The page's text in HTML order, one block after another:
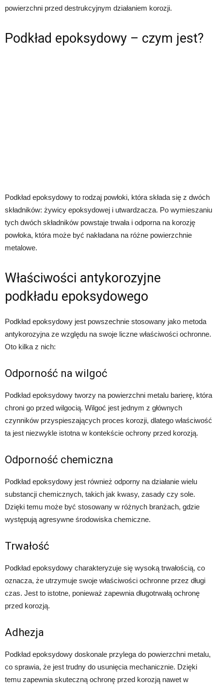
powierzchni przed destrukcyjnym działaniem korozji.
Podkład epoksydowy – czym jest?
Podkład epoksydowy to rodzaj powłoki, która składa się z dwóch
składników: żywicy epoksydowej i utwardzacza. Po wymieszaniu
tych dwóch składników powstaje trwała i odporna na korozję
powłoka, która może być nakładana na różne powierzchnie
metalowe.
Właściwości antykorozyjne
podkładu epoksydowego
Podkład epoksydowy jest powszechnie stosowany jako metoda
antykorozyjna ze względu na swoje liczne właściwości ochronne.
Oto kilka z nich:
Odporność na wilgoć
Podkład epoksydowy tworzy na powierzchni metalu barierę, która
chroni go przed wilgocią. Wilgoć jest jednym z głównych
czynników przyspieszających proces korozji, dlatego właściwość
ta jest niezwykle istotna w kontekście ochrony przed korozją.
Odporność chemiczna
Podkład epoksydowy jest również odporny na działanie wielu
substancji chemicznych, takich jak kwasy, zasady czy sole.
Dzięki temu może być stosowany w różnych branżach, gdzie
występują agresywne środowiska chemiczne.
Trwałość
Podkład epoksydowy charakteryzuje się wysoką trwałością, co
oznacza, że utrzymuje swoje właściwości ochronne przez długi
czas. Jest to istotne, ponieważ zapewnia długotrwałą ochronę
przed korozją.
Adhezja
Podkład epoksydowy doskonale przylega do powierzchni metalu,
co sprawia, że jest trudny do usunięcia mechanicznie. Dzięki
temu zapewnia skuteczną ochronę przed korozją nawet w